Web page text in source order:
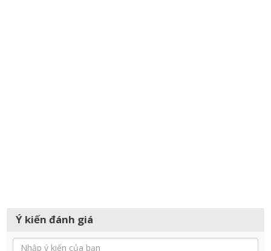
Ý kiến đánh giá